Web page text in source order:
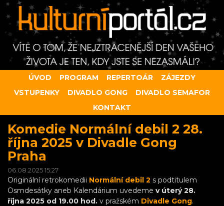
ÚVOD PROGRAM REPERTOÁR
ZÁJEZDY
VSTUPENKY
DIVADLO GONG
DIVADLO SEMAFOR
KONTAKT
Komedie Normální debil 2 28.
října 2025 v Divadle Gong
Praha
06.08.2025 15:27
Originální retrokomedii Normální debil 2 s podtitulem
Osmdesátky aneb Kalendárium uvedeme v úterý 28.
října 2025 od 19.00 hod. v pražském Divadle Gong.